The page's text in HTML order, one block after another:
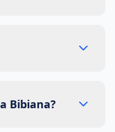
Bibiana?